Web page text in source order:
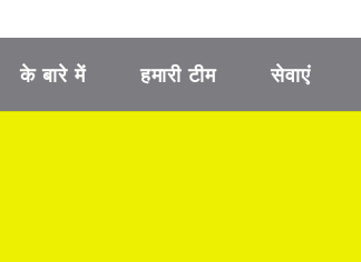
के बारे में हमारी टीम सेवाएं